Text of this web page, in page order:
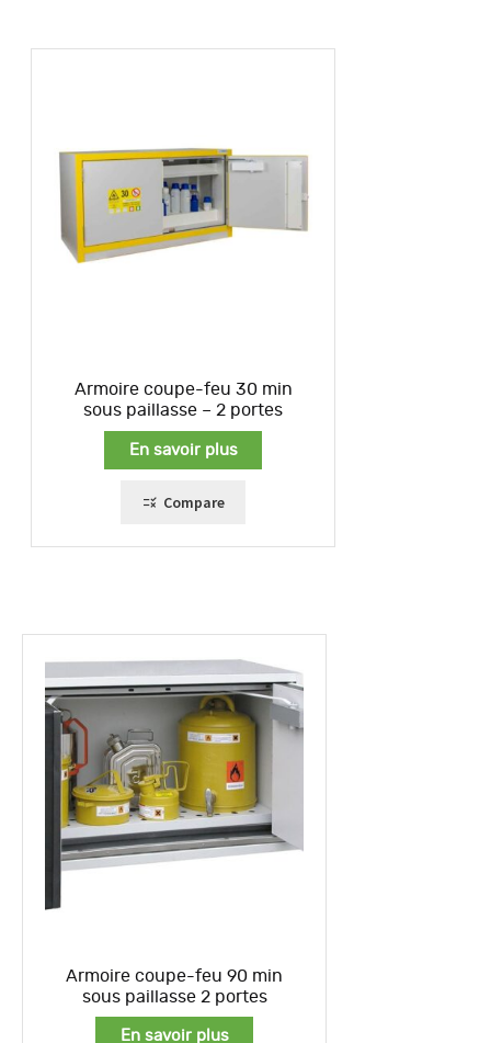
Armoire coupe-feu 30 min
sous paillasse – 2 portes
En savoir plus
Compare
Armoire coupe-feu 90 min
sous paillasse 2 portes
En savoir plus